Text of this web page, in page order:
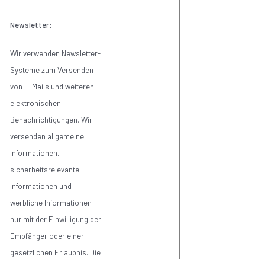
Newsletter:
Wir verwenden Newsletter-
Systeme zum Versenden
von E-Mails und weiteren
elektronischen
Benachrichtigungen. Wir
versenden allgemeine
Informationen,
sicherheitsrelevante
Informationen und
werbliche Informationen
nur mit der Einwilligung der
Empfänger oder einer
gesetzlichen Erlaubnis. Die